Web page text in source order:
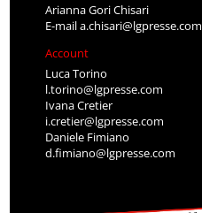
Arianna Gori Chisari
E-maila.chisari@lgpresse.com
Account
Luca Torino
l.torino@lgpresse.com
Ivana Cretier
i.cretier@lgpresse.com
Daniele Fimiano
d.fimiano@lgpresse.com